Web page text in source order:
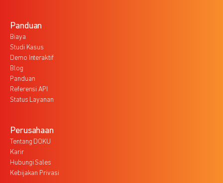
Panduan
Biaya
Studi Kasus
Demo Interaktif
Blog
Panduan
Referensi API
Status Layanan
Perusahaan
Tentang DOKU
Karir
Hubungi Sales
Kebijakan Privasi